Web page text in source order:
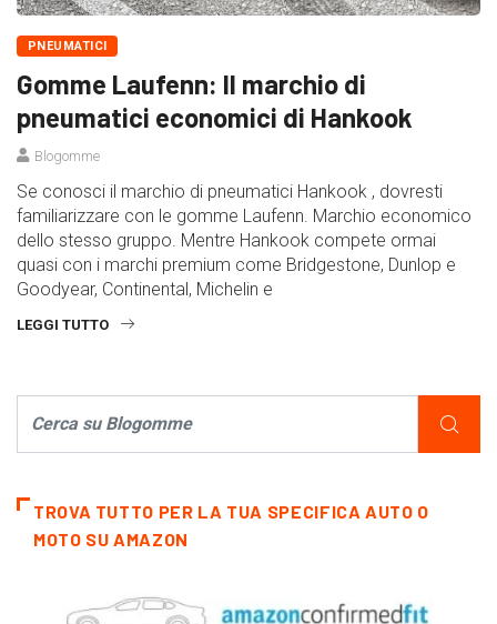
PNEUMATICI
Gomme Laufenn: Il marchio di
pneumatici economici di Hankook
Blogomme
Se conosci il marchio di pneumatici Hankook , dovresti
familiarizzare con le gomme Laufenn. Marchio economico
dello stesso gruppo. Mentre Hankook compete ormai
quasi con i marchi premium come Bridgestone, Dunlop e
Goodyear, Continental, Michelin e
LEGGI TUTTO
TROVA TUTTO PER LA TUA SPECIFICA AUTO O
MOTO SU AMAZON